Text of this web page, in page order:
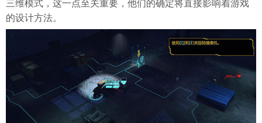
三维模式，这一点至关重要，他们的确定将直接影响着游戏
的设计方法。